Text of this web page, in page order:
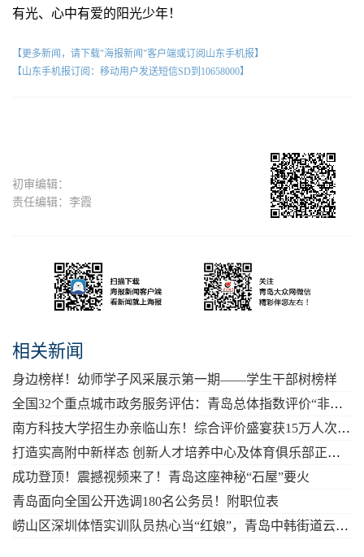
有光、心中有爱的阳光少年！
【更多新闻，请下载"海报新闻"客户端或订阅山东手机报】
【山东手机报订阅：移动用户发送短信SD到10658000】
初审编辑：
责任编辑：李霞
相关新闻
身边榜样！幼师学子风采展示第一期——学生干部树榜样
全国32个重点城市政务服务评估：青岛总体指数评价“非常高”
南方科技大学招生办亲临山东！综合评价盛宴获15万人次观看点赞
打造实高附中新样态 创新人才培养中心及体育俱乐部正式成立
成功登顶！震撼视频来了！青岛这座神秘“石屋”要火
青岛面向全国公开选调180名公务员！附职位表
崂山区深圳体悟实训队员热心当“红娘”，青岛中韩街道云端“牵手”深圳观澜街道